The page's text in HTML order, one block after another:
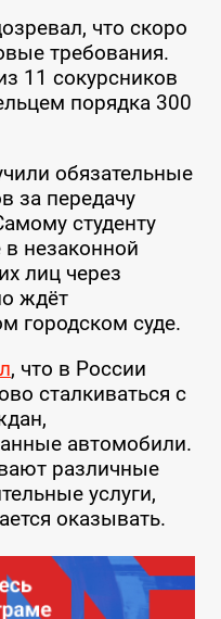
что скоро
требования.
11 сокурсников
порядка 300
обязательные
за передачу
студенту
незаконной
лиц через
ждёт
городском суде.
, что в России
сталкиваться с
автомобили.
различные
услуги,
оказывать.